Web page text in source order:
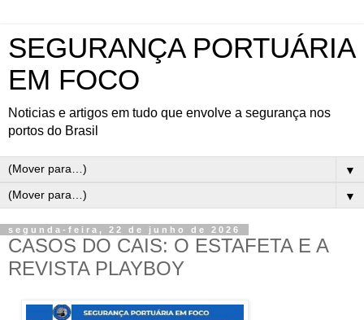
SEGURANÇA PORTUÁRIA
EM FOCO
Noticias e artigos em tudo que envolve a segurança nos
portos do Brasil
▼
▼
segunda-feira, 22 de junho de 2026
CASOS DO CAIS: O ESTAFETA E A
REVISTA PLAYBOY